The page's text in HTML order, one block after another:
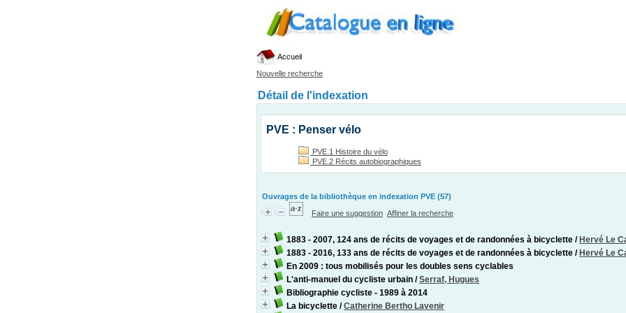
Accueil
Nouvelle recherche
Détail de l'indexation
PVE : Penser vélo
PVE.1 Histoire du vélo
PVE.2 Récits autobiographiques
Ouvrages de la bibliothèque en indexation PVE (57)
Faire une suggestion Affiner la recherche
1883 - 2007, 124 ans de récits de voyages et de randonnées à bicyclette / Hervé Le
1883 - 2016, 133 ans de récits de voyages et de randonnées à bicyclette / Hervé Le
En 2009 : tous mobilisés pour les doubles sens cyclables
L'anti-manuel du cycliste urbain /Serraf, Hugues
Bibliographie cycliste - 1989 à 2014
La bicyclette /Catherine Bertho Lavenir